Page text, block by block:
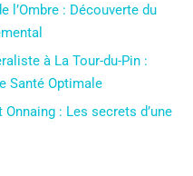
l’Ombre : Découverte du
à La Tour-du-Pin :
Santé Optimale
: Les secrets d’une